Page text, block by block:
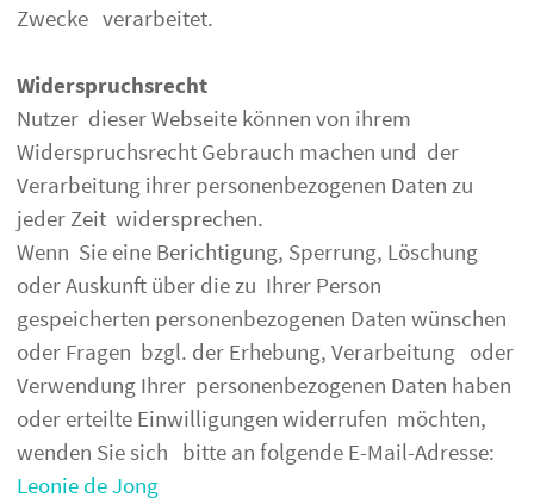
Zwecke verarbeitet.
Widerspruchsrecht
Nutzer dieser Webseite können von ihrem
Widerspruchsrecht Gebrauch machen und der
Verarbeitung ihrer personenbezogenen Daten zu
jeder Zeit widersprechen.
Wenn Sie eine Berichtigung, Sperrung, Löschung
oder Auskunft über die zu Ihrer Person
gespeicherten personenbezogenen Daten wünschen
oder Fragen bzgl. der Erhebung, Verarbeitung oder
Verwendung Ihrer personenbezogenen Daten haben
oder erteilte Einwilligungen widerrufen möchten,
wenden Sie sich bitte an folgende E-Mail-Adresse:
Leonie de Jong